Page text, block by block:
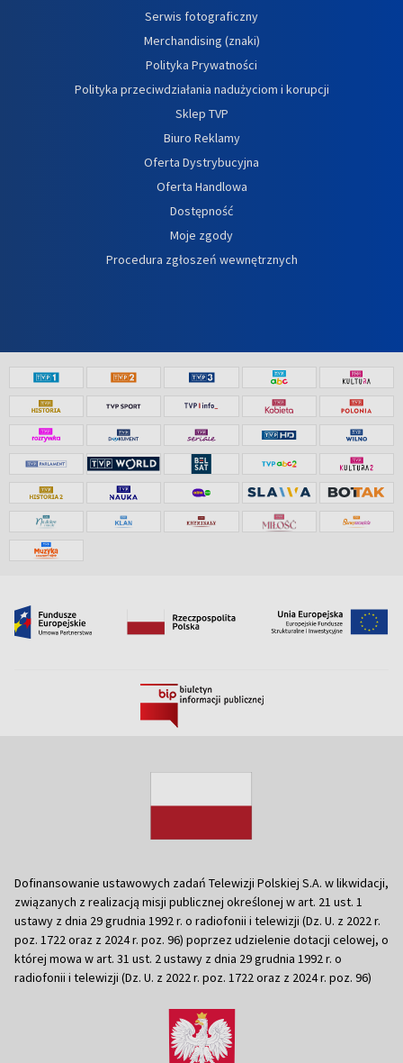
Serwis fotograficzny
Merchandising (znaki)
Polityka Prywatności
Polityka przeciwdziałania nadużyciom i korupcji
Sklep TVP
Biuro Reklamy
Oferta Dystrybucyjna
Oferta Handlowa
Dostępność
Moje zgody
Procedura zgłoszeń wewnętrznych
Dofinansowanie ustawowych zadań Telewizji Polskiej S.A. w likwidacji,
związanych z realizacją misji publicznej określonej w art. 21 ust. 1
ustawy z dnia 29 grudnia 1992 r. o radiofonii i telewizji (Dz. U. z 2022 r.
poz. 1722 oraz z 2024 r. poz. 96) poprzez udzielenie dotacji celowej, o
której mowa w art. 31 ust. 2 ustawy z dnia 29 grudnia 1992 r. o
radiofonii i telewizji (Dz. U. z 2022 r. poz. 1722 oraz z 2024 r. poz. 96)